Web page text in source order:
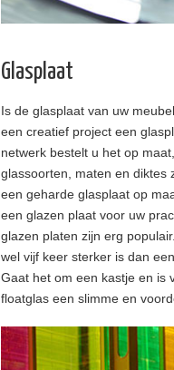
Glasplaat
Is de glasplaat van uw
een creatief project een
netwerk bestelt u het op
glassoorten, maten en diktes
een geharde glasplaat op
een glazen plaat voor uw
glazen platen zijn erg
wel vijf keer sterker is dan
Gaat het om een kastje en is
floatglas een slimme en